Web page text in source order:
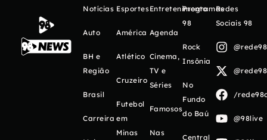
Notícias
Auto
BH e
Região
Brasil
Carreira
Esportes
América
Atlético
Cruzeiro
Futebol
em
Minas
Entretenimento
Agenda
Cinema,
TV e
Séries
Famosos
Nas
Programas
98
Rock
Insônia
No
Fundo
do Baú
Central
Redes
Sociais 98
/
@98live